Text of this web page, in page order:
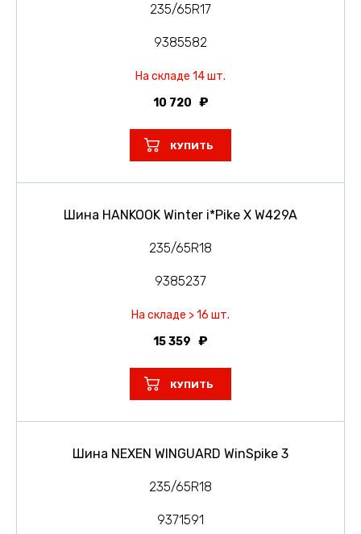
235/65R17
9385582
На складе 14 шт.
10 720
КУПИТЬ
Шина HANKOOK Winter i*Pike X W429A
235/65R18
9385237
На складе > 16 шт.
15 359
КУПИТЬ
Шина NEXEN WINGUARD WinSpike 3
235/65R18
9371591